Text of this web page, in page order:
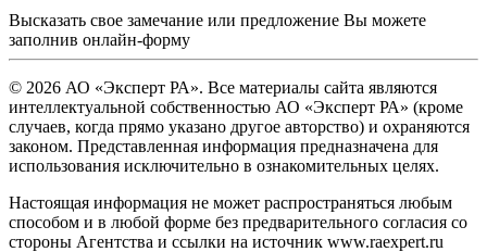
Высказать свое замечание или предложение Вы можете
заполнив онлайн-форму
© 2026 АО «Эксперт РА». Все материалы сайта являются
интеллектуальной собственностью АО «Эксперт РА» (кроме
случаев, когда прямо указано другое авторство) и охраняются
законом. Представленная информация предназначена для
использования исключительно в ознакомительных целях.
Настоящая информация не может распространяться любым
способом и в любой форме без предварительного согласия со
стороны Агентства и ссылки на источник www.raexpert.ru